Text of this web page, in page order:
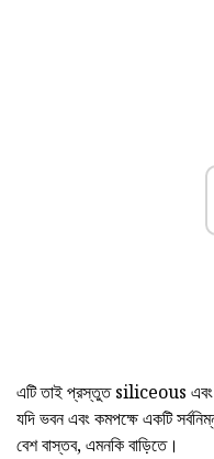
এটি তাই প্রস্তুত siliceous
যদি ভবন এবং কমপক্ষে একটি
বেশ বাস্তব, এমনকি বাড়িতে।